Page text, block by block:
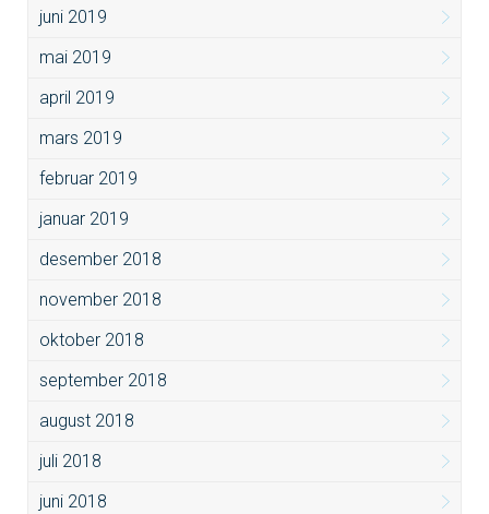
juni 2019
mai 2019
april 2019
mars 2019
februar 2019
januar 2019
desember 2018
november 2018
oktober 2018
september 2018
august 2018
juli 2018
juni 2018